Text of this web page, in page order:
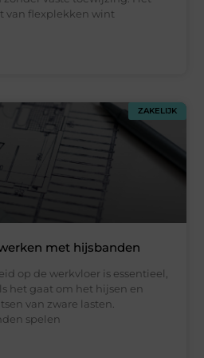
van flexplekken wint
ZAKELIJK
met hijsbanden
op de werkvloer is essentieel,
het gaat om het hijsen en
van zware lasten.
spelen